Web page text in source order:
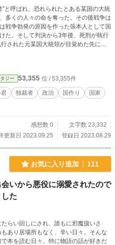
と呼ばれ、恐れられたとある某国の大統
多くの人々の命を奪った。その後戦争は
戦争勃発の原因を作った張本人として国
た。そして判決から3年後、死刑が執行
された元某国大統領が目覚めた先に
佇まいの女性が立っていた。目覚めた元
、それをクリアすれば天国行きを認め
者は、女神から与えらえれた”最後の
ることになる。
ジー 53,355 位 / 53,355件
独裁者 政治 国作り
国家
感想数 0
文字数 23,332
更新日 2023.09.25
登録日 2023.08.29
お気に入り追加 111
いから悪役に溺愛されたので
た
らい回しにされ、誰もに邪魔扱いさ
あり居場所もなく、辛い日々。そんな
本を読む日々。特に物語の話が好きだ